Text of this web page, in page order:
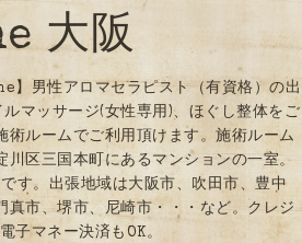
大阪
】男性アロマセラピスト（有資格）の出
マッサージ(女性専用)、ほぐし整体をご
術ルームでご利用頂けます。施術ルーム
川区三国本町にあるマンションの一室。
す。出張地域は大阪市、吹田市、豊中
真市、堺市、尼崎市・・・など。クレジ
子マネー決済もOK。